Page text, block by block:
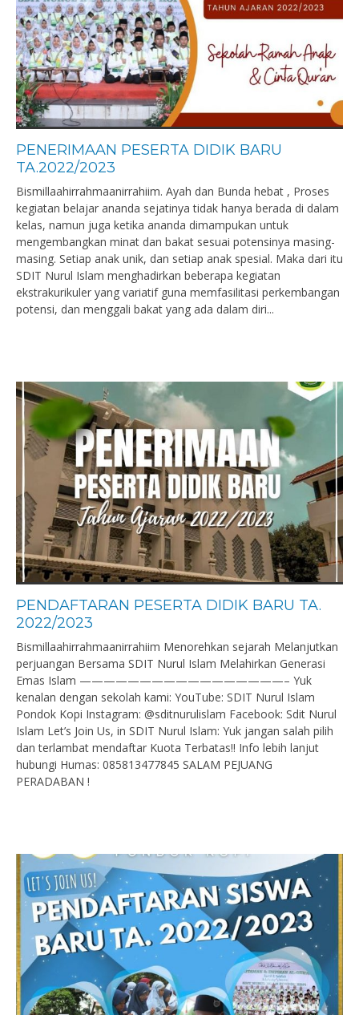
PENERIMAAN PESERTA DIDIK BARU
TA.2022/2023
Bismillaahirrahmaanirrahiim. Ayah dan Bunda hebat , Proses
kegiatan belajar ananda sejatinya tidak hanya berada di dalam
kelas, namun juga ketika ananda dimampukan untuk
mengembangkan minat dan bakat sesuai potensinya masing-
masing. Setiap anak unik, dan setiap anak spesial. Maka dari itu
SDIT Nurul Islam menghadirkan beberapa kegiatan
ekstrakurikuler yang variatif guna memfasilitasi perkembangan
potensi, dan menggali bakat yang ada dalam diri...
PENDAFTARAN PESERTA DIDIK BARU TA.
2022/2023
Bismillaahirrahmaanirrahiim Menorehkan sejarah Melanjutkan
perjuangan Bersama SDIT Nurul Islam Melahirkan Generasi
Emas Islam —————————————————– Yuk
kenalan dengan sekolah kami: YouTube: SDIT Nurul Islam
Pondok Kopi Instagram: @sditnurulislam Facebook: Sdit Nurul
Islam Let’s Join Us, in SDIT Nurul Islam: Yuk jangan salah pilih
dan terlambat mendaftar Kuota Terbatas!! Info lebih lanjut
hubungi Humas: 085813477845 SALAM PEJUANG
PERADABAN !